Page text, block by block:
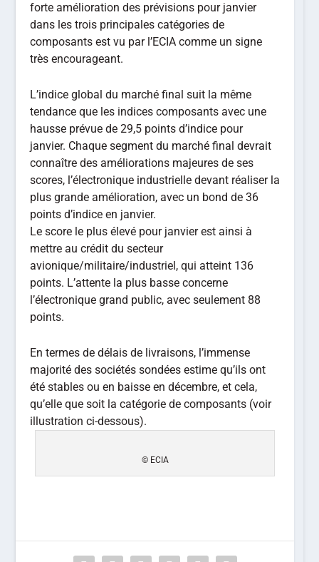
forte amélioration des prévisions pour janvier
dans les trois principales catégories de
composants est vu par l’ECIA comme un signe
très encourageant.
L’indice global du marché final suit la même
tendance que les indices composants avec une
hausse prévue de 29,5 points d’indice pour
janvier. Chaque segment du marché final devrait
connaître des améliorations majeures de ses
scores, l’électronique industrielle devant réaliser la
plus grande amélioration, avec un bond de 36
points d’indice en janvier.
Le score le plus élevé pour janvier est ainsi à
mettre au crédit du secteur
avionique/militaire/industriel, qui atteint 136
points. L’attente la plus basse concerne
l’électronique grand public, avec seulement 88
points.
En termes de délais de livraisons, l’immense
majorité des sociétés sondées estime qu’ils ont
été stables ou en baisse en décembre, et cela,
qu’elle que soit la catégorie de composants (voir
illustration ci-dessous).
© ECIA